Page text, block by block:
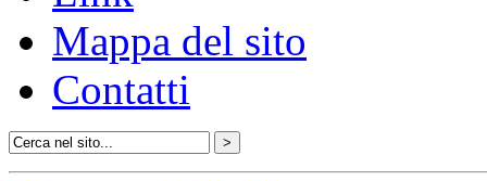
Mappa del sito
Contatti